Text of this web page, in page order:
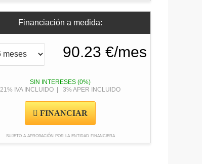
Financiación a medida:
SIN INTERESES (0%)
21% IVA INCLUIDO | 3% APER INCLUIDO
FINANCIAR
sujeto a aprobación por la entidad financiera